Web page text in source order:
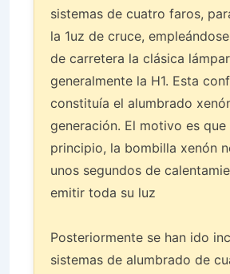
sistemas de cuatro faros,
la 1uz de cruce,
de carretera la clásica
generalmente la H1. Esta
constituía el alumbrado
generación. El motivo es que
principio, la bombilla xenón
unos segundos de
emitir toda su luz
Posteriormente se han ido
sistemas de alumbrado de